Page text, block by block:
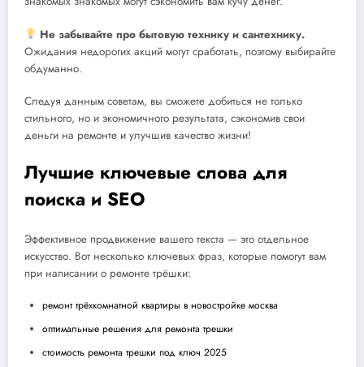
Не забывайте про бытовую технику и сантехнику.
Ожидания недорогих акций могут сработать, поэтому выбирайте
обдуманно.
Следуя данным советам, вы сможете добиться не только
стильного, но и экономичного результата, сэкономив свои
деньги на ремонте и улучшив качество жизни!
Лучшие ключевые слова для
поиска и SEO
Эффективное продвижение вашего текста — это отдельное
искусство. Вот несколько ключевых фраз, которые помогут вам
при написании о ремонте трёшки:
ремонт трёхкомнатной квартиры в новостройке москва
оптимальные решения для ремонта трешки
стоимость ремонта трешки под ключ 2025